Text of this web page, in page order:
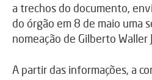
a trechos do documento,
do órgão em 8 de maio uma
nomeação de Gilberto Waller
A partir das informações, a